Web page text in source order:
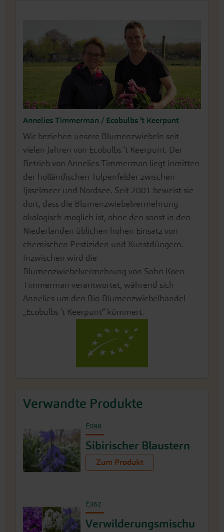
Annelies Timmerman / Ecobulbs ’t Keerpunt
Wir beziehen unsere Blumenzwiebeln seit
vielen Jahren von Ecobulbs ’t Keerpunt. Der
Betrieb von Annelies Timmerman liegt inmitten
der holländischen Tulpenfelder zwischen
Ijsselmeer und Nordsee. Seit 2001 beweist sie
dort, dass die Blumenzwiebelvermehrung
ökologisch möglich ist, ohne den sonst in den
Niederlanden üblichen hohen Einsatz von
chemischen Pestiziden und Kunstdüngern.
Inzwischen wird die
Blumenzwiebelvermehrung von Sohn Koen
Timmerman verantwortet, während sich
Annelies um den Bio-Blumenzwiebelhandel
„Ecobulbs ’t Keerpunt“ kümmert.
Verwandte Produkte
E098
Sibirischer Blaustern
Zum Produkt
E362
Verwilderungsmischu